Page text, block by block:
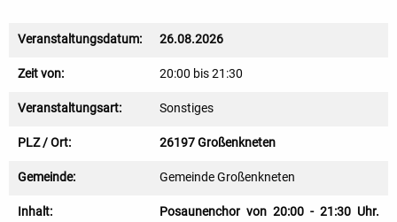
Veranstaltungsdatum: 26.08.2026
Zeit von: 20:00 bis 21:30
Veranstaltungsart: Sonstiges
PLZ / Ort: 26197 Großenkneten
Gemeinde: Gemeinde Großenkneten
Inhalt:
Posaunenchor von 20:00 - 21:30 Uhr.